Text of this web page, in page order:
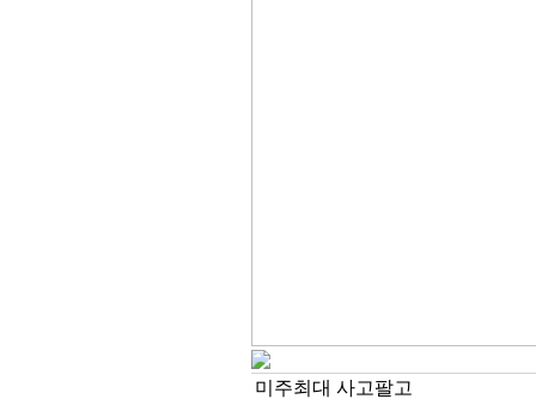
미주최대 사고팔고